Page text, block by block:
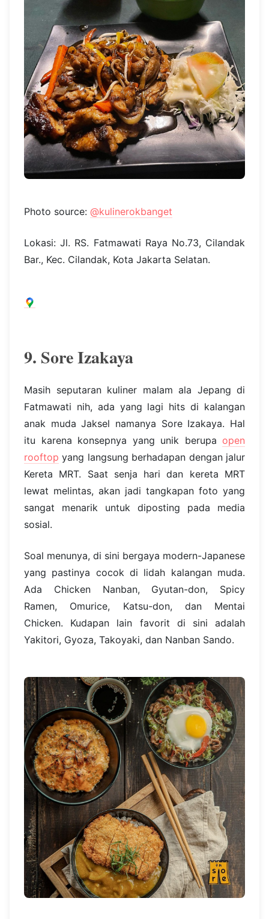
Photo source: @kulinerokbanget
Lokasi: Jl. RS. Fatmawati Raya No.73, Cilandak
Bar., Kec. Cilandak, Kota Jakarta Selatan.
9. Sore Izakaya
Masih seputaran kuliner malam ala Jepang di
Fatmawati nih, ada yang lagi hits di kalangan
anak muda Jaksel namanya Sore Izakaya. Hal
itu karena konsepnya yang unik berupa open
rooftop yang langsung berhadapan dengan jalur
Kereta MRT. Saat senja hari dan kereta MRT
lewat melintas, akan jadi tangkapan foto yang
sangat menarik untuk diposting pada media
sosial.
Soal menunya, di sini bergaya modern-Japanese
yang pastinya cocok di lidah kalangan muda.
Ada Chicken Nanban, Gyutan-don, Spicy
Ramen, Omurice, Katsu-don, dan Mentai
Chicken. Kudapan lain favorit di sini adalah
Yakitori, Gyoza, Takoyaki, dan Nanban Sando.